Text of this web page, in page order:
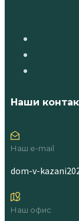
Наши
Наш e-mail
dom-v-
Наш офис